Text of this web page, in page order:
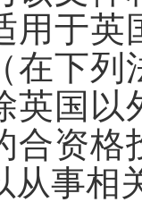
用于英
在下列
英国以
合资格
从事相